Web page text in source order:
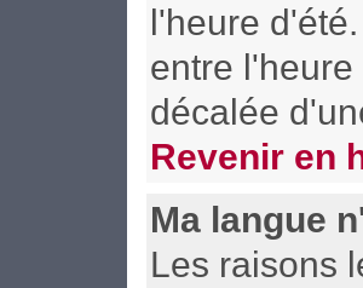
l'heure
entre
décalée
Revenir en
Ma langue
Les raisons